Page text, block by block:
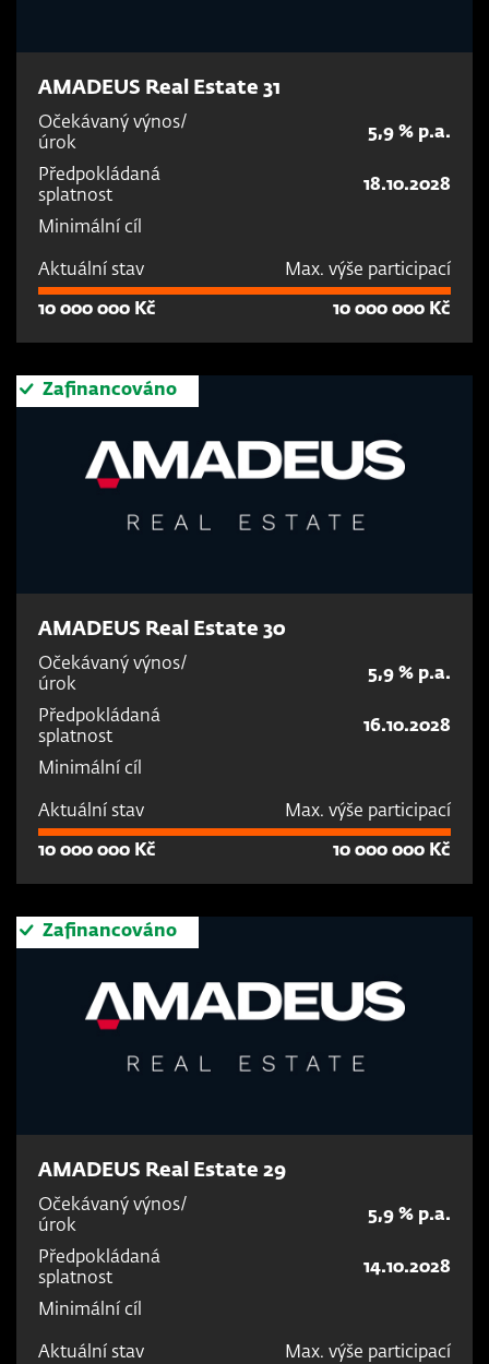
AMADEUS Real Estate 31
Očekávaný výnos/
úrok
5,9 % p.a.
Předpokládaná
splatnost
18.10.2028
Minimální cíl
Aktuální stav Max. výše participací
10 000 000 Kč 10 000 000 Kč
Zafinancováno
AMADEUS Real Estate 30
Očekávaný výnos/
úrok
5,9 % p.a.
Předpokládaná
splatnost
16.10.2028
Minimální cíl
Aktuální stav Max. výše participací
10 000 000 Kč 10 000 000 Kč
Zafinancováno
AMADEUS Real Estate 29
Očekávaný výnos/
úrok
5,9 % p.a.
Předpokládaná
splatnost
14.10.2028
Minimální cíl
Aktuální stav Max. výše participací